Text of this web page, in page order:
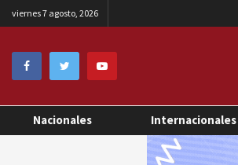
viernes 7 agosto, 2026
Nacionales Internacionales